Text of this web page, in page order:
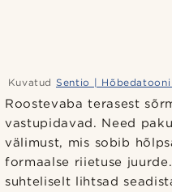
Kuvatud Sentio |
Roostevaba terasest
vastupidavad. Need
välimust, mis sobib
formaalse riietuse
suhteliselt lihtsad